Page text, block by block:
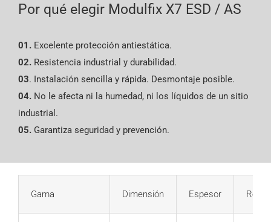
Por qué elegir Modulfix X7 ESD / AS
01.Excelente protección antiestática.
02.Resistencia industrial y durabilidad.
03. Instalación sencilla y rápida. Desmontaje posible.
04.No le afecta ni la humedad, ni los líquidos de un sitio
industrial.
05.Garantiza seguridad y prevención.
Gama Dimensión Espesor